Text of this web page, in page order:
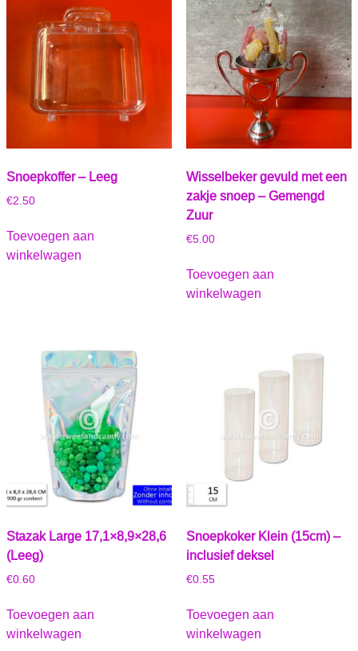
Snoepkoffer – Leeg
€2.50
Toevoegen aan
winkelwagen
Wisselbeker gevuld met een
zakje snoep – Gemengd
Zuur
€5.00
Toevoegen aan
winkelwagen
Stazak Large 17,1×8,9×28,6
(Leeg)
€0.60
Toevoegen aan
winkelwagen
Snoepkoker Klein (15cm) –
inclusief deksel
€0.55
Toevoegen aan
winkelwagen